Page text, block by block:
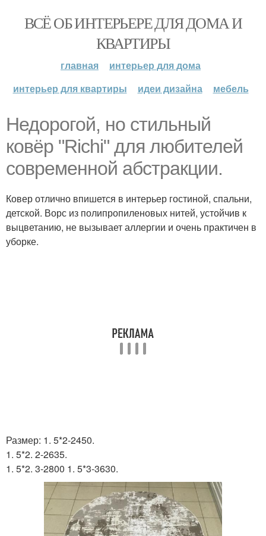
ВСЁ ОБ ИНТЕРЬЕРЕ ДЛЯ ДОМА И
КВАРТИРЫ
главная
интерьер для дома
интерьер для квартиры
идеи дизайна мебель
Недорогой, но стильный
ковёр "Richi" для любителей
современной абстракции.
Ковер отлично впишется в интерьер гостиной, спальни,
детской. Ворс из полипропиленовых нитей, устойчив к
выцветанию, не вызывает аллергии и очень практичен в
уборке.
Размер: 1. 5*2-2450.
1. 5*2. 2-2635.
1. 5*2. 3-2800 1. 5*3-3630.